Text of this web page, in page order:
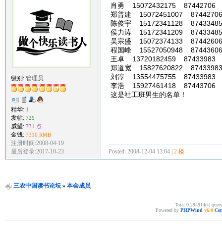
级别: 管理员
精华: 1
发帖: 729
威望: 731 点
金钱: 7310 RMB
注册时间:2008-04-19
最后登录:2017-10-23
肖勇 15072432175
郑普建 15072451007
陈俊宇 15172341128
侯力涛 15172341209
吴宗盛 15072374133
程国峰 15527050948
王卓 13720182459
郑道宽 15827620822
刘淳 13554475755
李浩 15927461418
这是社工班男生的名单！
Posted: 2008-12-04 13:04 | 2 楼
三农中国读书论坛» 本会成员
Total 0.294914(s)
Powered by PHPWind v6.0